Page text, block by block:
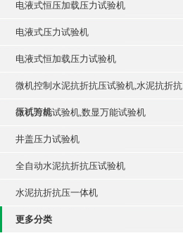
电液式恒压加载压力试验机
电液式压力试验机
电液式恒加载压力试验机
微机控制水泥抗折抗压试验机,水泥抗折抗
压试验机
微机万能试验机,数显万能试验机
井盖压力试验机
全自动水泥抗折抗压试验机
水泥抗折抗压一体机
更多分类